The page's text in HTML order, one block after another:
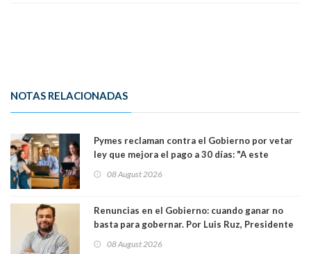
NOTAS RELACIONADAS
Pymes reclaman contra el Gobierno por vetar
ley que mejora el pago a 30 días: "A este
medianas empresas"
08 August 2026
Renuncias en el Gobierno: cuando ganar no
basta para gobernar. Por Luis Ruz, Presidente
08 August 2026